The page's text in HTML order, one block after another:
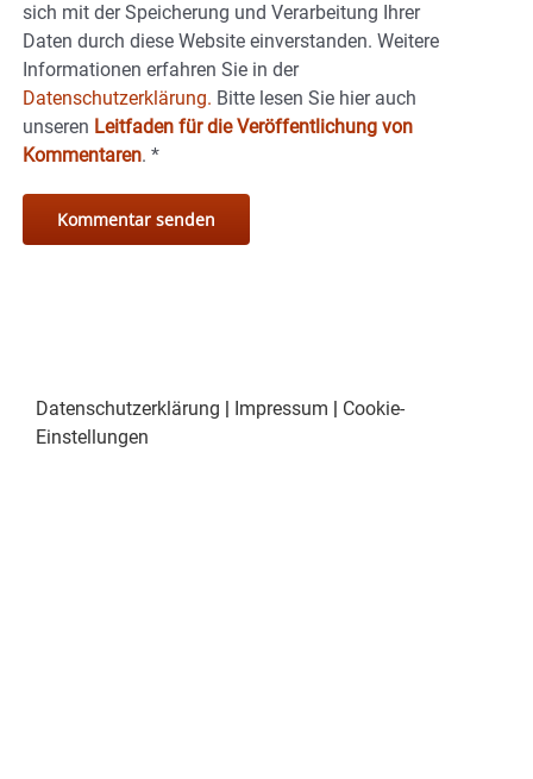
sich mit der Speicherung und Verarbeitung Ihrer
Daten durch diese Website einverstanden. Weitere
Informationen erfahren Sie in der
Datenschutzerklärung. Bitte lesen Sie hier auch
unseren Leitfaden für die Veröffentlichung von
Kommentaren. *
Datenschutzerklärung Impressum
Cookie-
Einstellungen